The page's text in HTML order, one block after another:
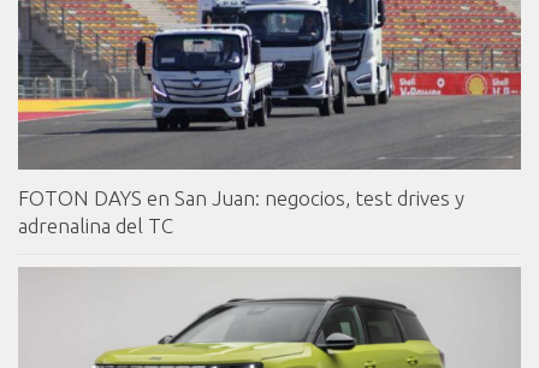
FOTON DAYS en San Juan: negocios, test drives y
adrenalina del TC